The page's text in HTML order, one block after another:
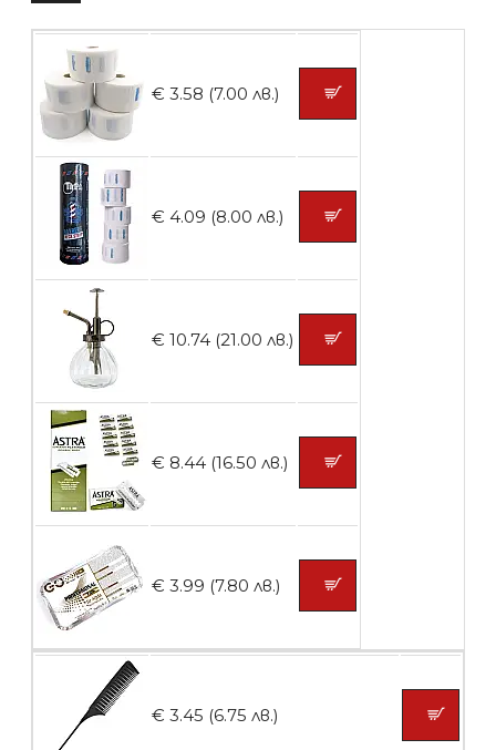
Четка за боядисване
броя
Контейнери за сваляне на гел лак 5
броя
€ 3.58 (7.00 лв.)
€ 4.09 (8.00 лв.)
€ 10.74 (21.00 лв.)
€ 8.44 (16.50 лв.)
€ 3.99 (7.80 лв.)
€ 3.45 (6.75 лв.)